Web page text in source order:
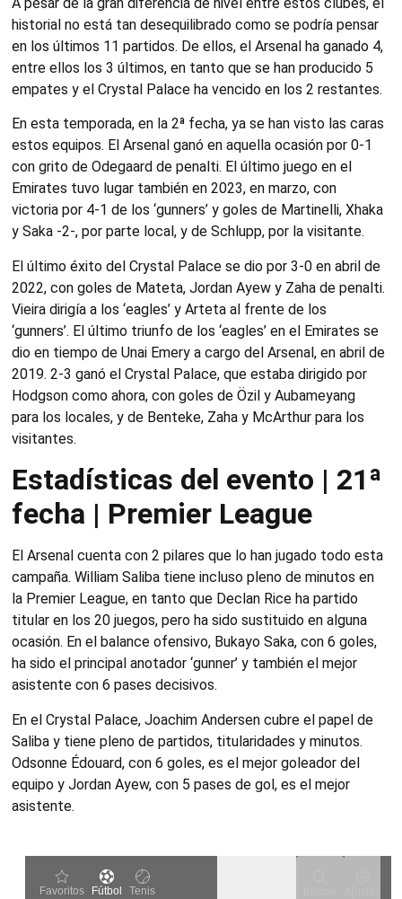
historial no está tan desequilibrado como se podría pensar
en los últimos 11 partidos. De ellos, el Arsenal ha ganado 4,
entre ellos los 3 últimos, en tanto que se han producido 5
empates y el Crystal Palace ha vencido en los 2 restantes.
En esta temporada, en la 2ª fecha, ya se han visto las caras
estos equipos. El Arsenal ganó en aquella ocasión por 0-1
con grito de Odegaard de penalti. El último juego en el
Emirates tuvo lugar también en 2023, en marzo, con
victoria por 4-1 de los ‘gunners’ y goles de Martinelli, Xhaka
y Saka -2-, por parte local, y de Schlupp, por la visitante.
El último éxito del Crystal Palace se dio por 3-0 en abril de
2022, con goles de Mateta, Jordan Ayew y Zaha de penalti.
Vieira dirigía a los ‘eagles’ y Arteta al frente de los
‘gunners’. El último triunfo de los ‘eagles’ en el Emirates se
dio en tiempo de Unai Emery a cargo del Arsenal, en abril de
2019. 2-3 ganó el Crystal Palace, que estaba dirigido por
Hodgson como ahora, con goles de Özil y Aubameyang
para los locales, y de Benteke, Zaha y McArthur para los
visitantes.
Estadísticas del evento | 21ª
fecha | Premier League
El Arsenal cuenta con 2 pilares que lo han jugado todo esta
campaña. William Saliba tiene incluso pleno de minutos en
la Premier League, en tanto que Declan Rice ha partido
titular en los 20 juegos, pero ha sido sustituido en alguna
ocasión. En el balance ofensivo, Bukayo Saka, con 6 goles,
ha sido el principal anotador ‘gunner’ y también el mejor
asistente con 6 pases decisivos.
En el Crystal Palace, Joachim Andersen cubre el papel de
Saliba y tiene pleno de partidos, titularidades y minutos.
Odsonne Édouard, con 6 goles, es el mejor goleador del
equipo y Jordan Ayew, con 5 pases de gol, es el mejor
asistente.